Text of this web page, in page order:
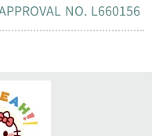
NO. L660156